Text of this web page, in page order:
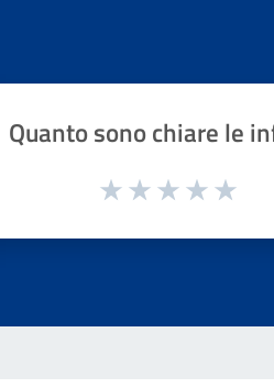
Quanto sono chiare le
Valuta da 1 a 5 stelle la pagina